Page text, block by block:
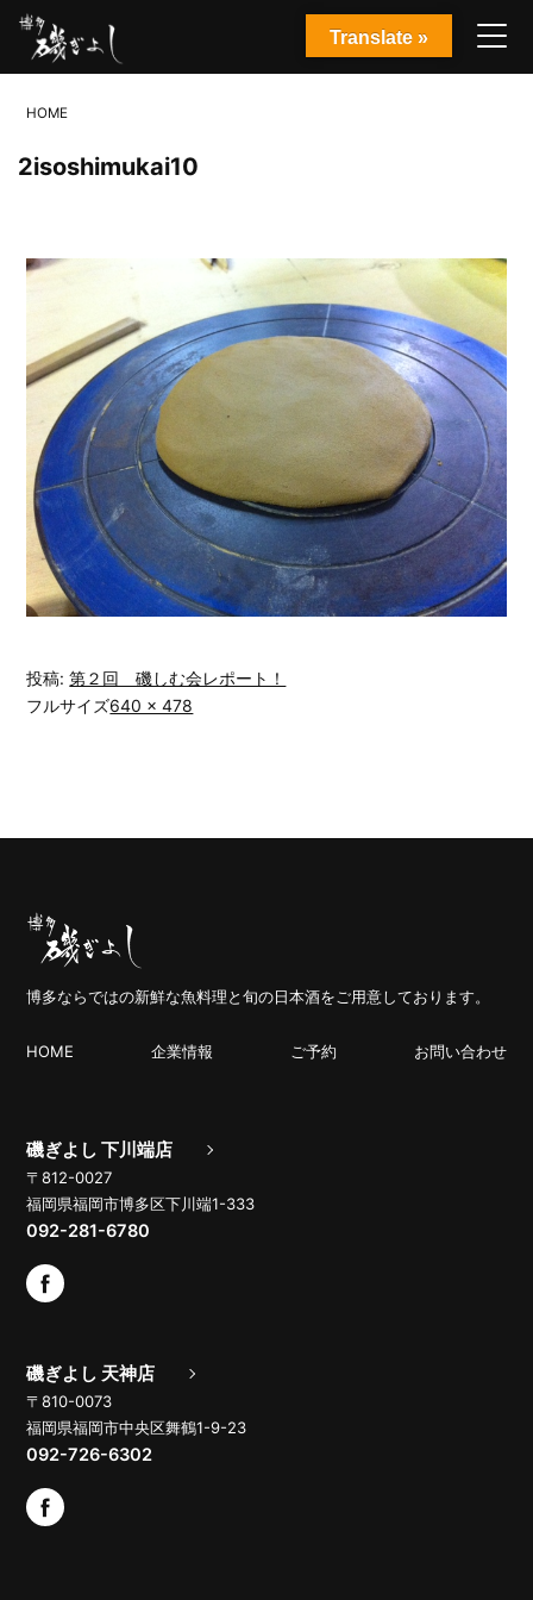
HOME
2isoshimukai10
投稿:第２回 磯しむ会レポート！
フルサイズ640 × 478
博多ならではの新鮮な魚料理と旬の日本酒をご用意しております。
HOME 企業情報 ご予約 お問い合わせ
磯ぎよし 下川端店
〒812-0027
福岡県福岡市博多区下川端1-333
092-281-6780
磯ぎよし 天神店
〒810-0073
福岡県福岡市中央区舞鶴1-9-23
092-726-6302
Translate »